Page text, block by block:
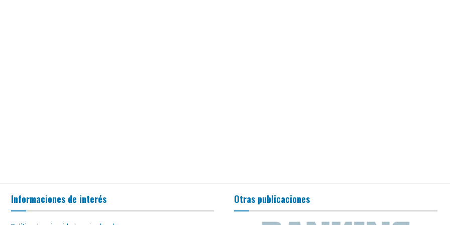
Informaciones de interés Otras publicaciones